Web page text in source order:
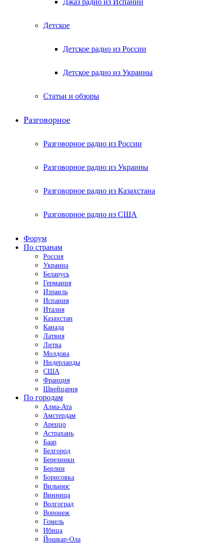
Джаз радио из Испании
Детское
Детское радио из России
Детское радио из Украины
Статьи и обзоры
Разговорное
Разговорное радио из России
Разговорное радио из Украины
Разговорное радио из Казахстана
Разговорное радио из США
Форум
По странам
Россия
Украина
Беларусь
Германия
Израиль
Испания
Италия
Казахстан
Канада
Латвия
Литва
Молдова
Нидерланды
США
Франция
Швейцария
По городам
Алма-Ата
Амстердам
Ареццо
Астрахань
Баар
Белгород
Березники
Берлин
Борисовка
Вильнюс
Винница
Волгоград
Воронеж
Гомель
Ибица
Йошкар-Ола